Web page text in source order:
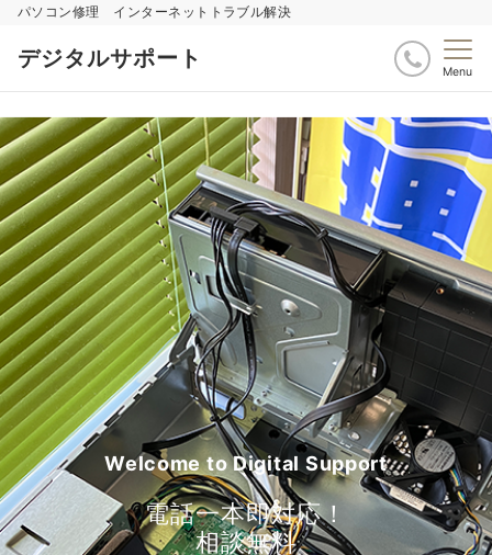
パソコン修理 インターネットトラブル解決
デジタルサポート Menu
Welcome to Digital Support
電話一本即対応！
相談無料